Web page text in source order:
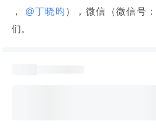
，
@丁晓昀 ），微信（微信号：
们。